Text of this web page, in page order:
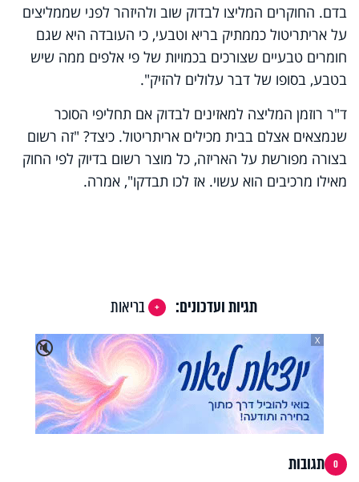
בדם. החוקרים המליצו לבדוק שוב ולהיזהר לפני שממליצים
על אריתריטול כממתיק בריא וטבעי, כי העובדה היא שגם
חומרים טבעיים שצורכים בכמויות של פי אלפים ממה שיש
בטבע, בסופו של דבר עלולים להזיק".
ד"ר רוזמן המליצה למאזינים לבדוק אם תחליפי הסוכר
שנמצאים אצלם בבית מכילים אריתריטול. כיצד? "זה רשום
בצורה מפורשת על האריזה, כל מוצר רשום בדיוק לפי החוק
מאילו מרכיבים הוא עשוי. אז לכו תבדקו", אמרה.
תגיות ועדכונים:
בריאות
🔇
X
0 תגובות